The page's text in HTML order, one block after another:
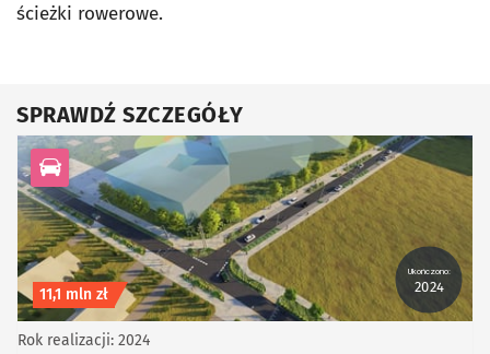
ścieżki rowerowe.
SPRAWDŹ SZCZEGÓŁY
kategoria Infrastruktura drogowa
Ukończono:
2024
Koszt inwestycji
11,1 mln zł
Rok realizacji: 2024